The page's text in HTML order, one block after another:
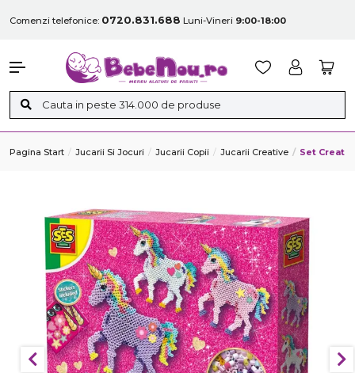
Comenzi telefonice: 0720.831.688 Luni-Vineri 9:00-18:00
Pagina Start Jucarii Si Jocuri Jucarii Copii Jucarii Creative Set